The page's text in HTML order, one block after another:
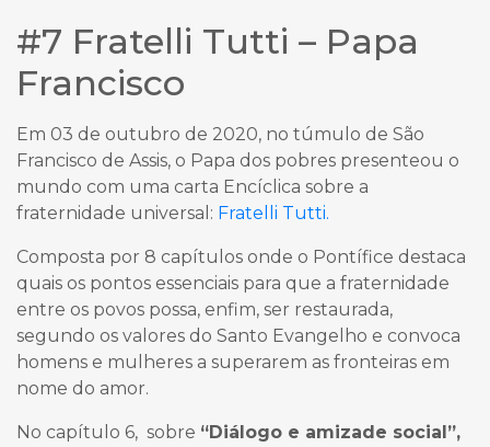
#7 Fratelli Tutti – Papa
Francisco
Em 03 de outubro de 2020, no túmulo de São
Francisco de Assis, o Papa dos pobres presenteou o
mundo com uma carta Encíclica sobre a
fraternidade universal: Fratelli Tutti.
Composta por 8 capítulos onde o Pontífice destaca
quais os pontos essenciais para que a fraternidade
entre os povos possa, enfim, ser restaurada,
segundo os valores do Santo Evangelho e convoca
homens e mulheres a superarem as fronteiras em
nome do amor.
No capítulo 6, sobre “Diálogo e amizade social”,